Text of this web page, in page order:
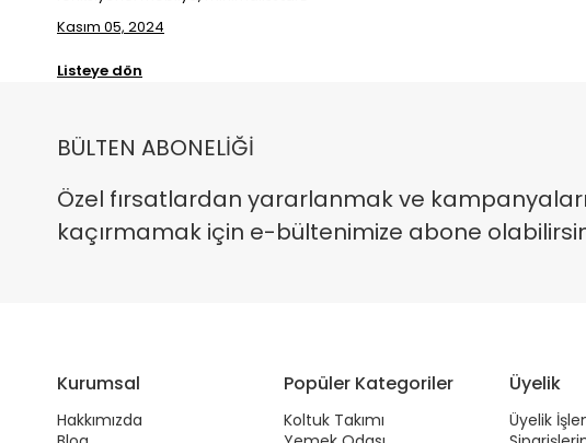
Kasım 05, 2024
Listeye dön
BÜLTEN ABONELİĞİ
Özel fırsatlardan yararlanmak ve kampanyaları
kaçırmamak için e-bültenimize abone
Kurumsal
Hakkımızda
Popüler Kategoriler
Koltuk Takımı
Üyelik
Üyelik